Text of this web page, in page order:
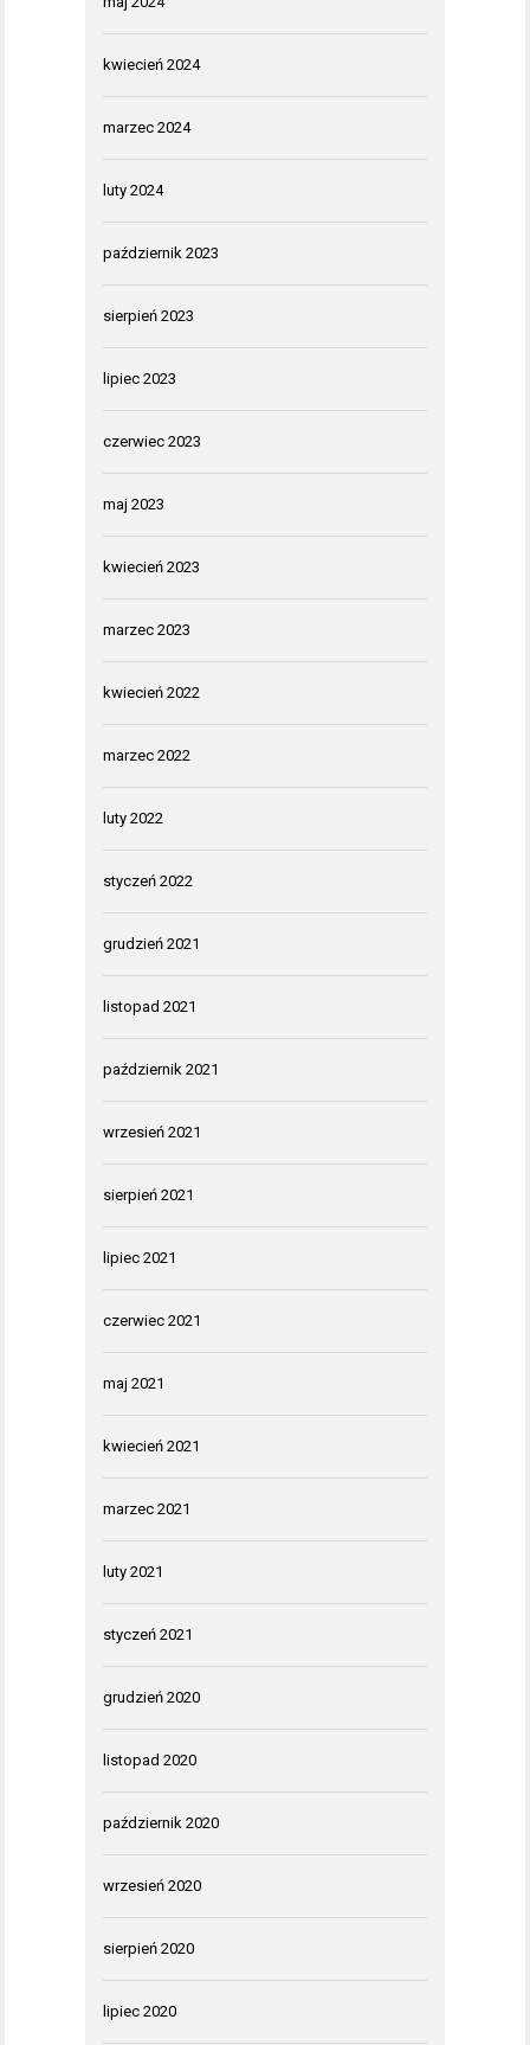
kwiecień 2024
marzec 2024
luty 2024
październik 2023
sierpień 2023
lipiec 2023
czerwiec 2023
maj 2023
kwiecień 2023
marzec 2023
kwiecień 2022
marzec 2022
luty 2022
styczeń 2022
grudzień 2021
listopad 2021
październik 2021
wrzesień 2021
sierpień 2021
lipiec 2021
czerwiec 2021
maj 2021
kwiecień 2021
marzec 2021
luty 2021
styczeń 2021
grudzień 2020
listopad 2020
październik 2020
wrzesień 2020
sierpień 2020
lipiec 2020